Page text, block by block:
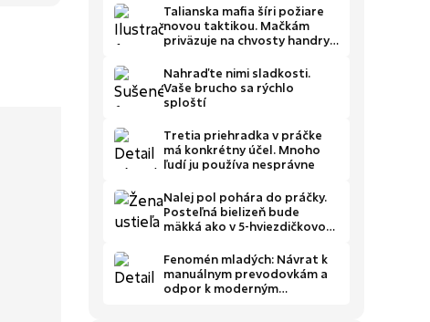
Talianska mafia šíri požiare
novou taktikou. Mačkám
priväzuje na chvosty handry
opisuje hrôzy veliteľ hasičov
Nahraďte nimi sladkosti.
Vaše brucho sa rýchlo
sploští
Tretia priehradka v práčke
má konkrétny účel. Mnoho
ľudí ju používa nesprávne
Nalej pol pohára do práčky.
Posteľná bielizeň bude
mäkká ako v 5-hviezdičkovom
Fenomén mladých: Návrat k
manuálnym prevodovkám a
odpor k moderným